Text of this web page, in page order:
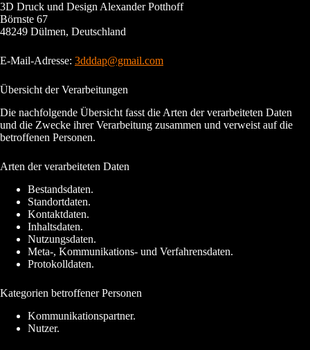
3D Druck und Design Alexander Potthoff
Börnste 67
48249 Dülmen, Deutschland
E-Mail-Adresse: 3dddap@gmail.com
Übersicht der Verarbeitungen
Die nachfolgende Übersicht fasst die Arten der verarbeiteten Daten
und die Zwecke ihrer Verarbeitung zusammen und verweist auf die
betroffenen Personen.
Arten der verarbeiteten Daten
Bestandsdaten.
Standortdaten.
Kontaktdaten.
Inhaltsdaten.
Nutzungsdaten.
Meta-, Kommunikations- und Verfahrensdaten.
Protokolldaten.
Kategorien betroffener Personen
Kommunikationspartner.
Nutzer.